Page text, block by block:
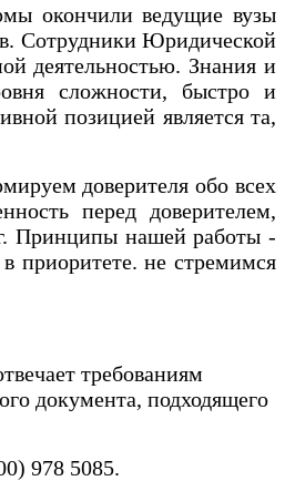
окончили ведущие вузы
Сотрудники Юридической
деятельностью. Знания и
сложности, быстро и
позицией является та,
доверителя обо всех
перед доверителем,
Принципы нашей работы -
приоритете. не стремимся
требованиям
документа, подходящего
978 5085.